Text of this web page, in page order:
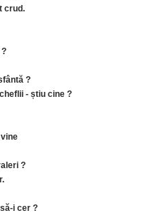
crud.
?
- știu cine ?
?
i cer ?